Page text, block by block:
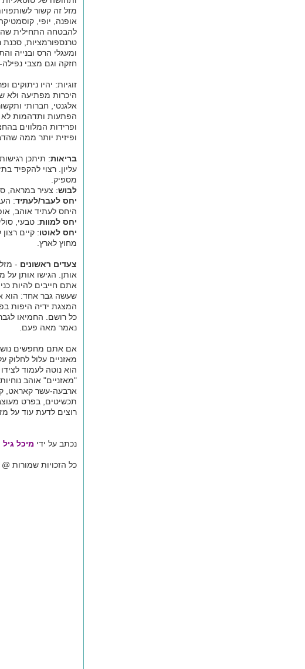
מזל זה קשור
אופנה, יופי,
להבטחה התחילית
טרנספורמציות, סכנת
ומעגלי הרס ובנייה
חזקה וגם מצבי
זוגיות: יהיו
היכרות מפתיעה ולא
אלגנטי, חברותי
הפתעות ותדהמות לא
ופרידות המלווים
ופיזית יותר ממה
בריאות: תיתכן
עליון. רצוי להקפיד
מספיק.
לבוש: צעיר במראה,
יחס לעבר/לעתיד:
היחס לעתיד אוהב,
יחס למוות: טבעי,
יחס לאוטו: קיים
מחוץ לארץ.
צעדים ראשונים -
אותן. הגישו אותן על
אתם חייבים להיות
שעשה גבר אחד: הוא
המצגת ידיה היפות
כל רושם. החמיאו
נאמר מאה פעם.
אם אתם מחפשים
מאזניים עלול
הוא נוטה לעמוד
"מאזניים" אוהב
ארבעה-עשר קאראט,
תכשיטים, בפרט
רוצים לדעת עוד על
נכתב על ידי מיכל גיל
כל הזכויות שמורות